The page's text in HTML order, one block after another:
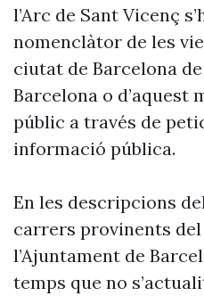
l’Arc de Sant Vicenç
nomenclàtor de les
ciutat de Barcelona
Barcelona o d’aquest
públic a través de
informació pública.
En les descripcions
carrers provinents
l’Ajuntament de
temps que no